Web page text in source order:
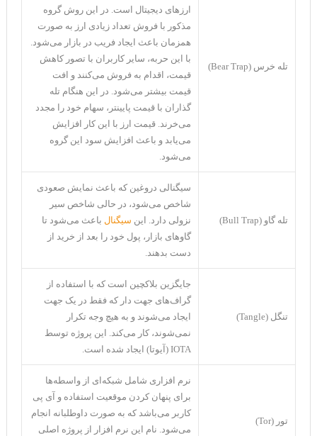
تله خرس (Bear Trap)
ارز‌های دیجیتال است. در این روش گروه
مذکور با فروش تعداد زیادی ارز به صورت
همزمان باعث ایجاد فریب در بازار می‌شود.
با این حربه، سایر کاربران با تصور کاهش
قیمت، اقدام به فروش می‌کنند و افت
قیمت بیشتر می‌شود. در این هنگام تله
گذاران با قیمت پایینتر، سهام خود را مجدد
می‌خرند. قیمت ارز با این کار افزایش
می‌یابد و باعث افزایش سود این گروه
می‌شود.
تله گاو (Bull Trap)
سیگنالی دروغین که باعث نمایش صعودی
شاخص می‌شود، در حالی شاخص سیر
نزولی دارد. این سیگنال باعث می‌شود تا
گاو‌های بازار، پول خود را بعد از خرید از
دست بدهند.
تنگل (Tangle)
جایگزین بلاکچین است که با استفاده از
گراف‌های جهت دار که فقط در یک جهت
ایجاد می‌شوند و به هیچ وجه تکرار
نمی‌شوند، کار می‌کند. این پروژه توسط
IOTA (آیوتا) ایجاد شده است.
تور (Tor)
نرم افزاری شامل شبکه‌ای از واسطه‌ها
برای پنهان کردن موقعیت استفاده و آی پی
کاربر می‌باشد که به صورت داوطلبانه انجام
می‌شود. نام این نرم افزار از پروژه اصلی